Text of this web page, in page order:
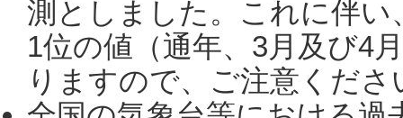
測としました。これに伴い
1位の値（通年、3月及び4
りますので、ご注意くだ